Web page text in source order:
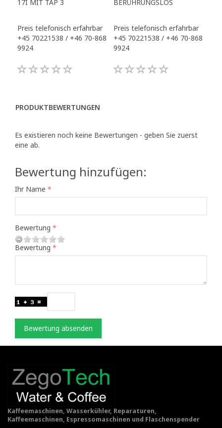
17I MIT TAP 3
Preis telefonisch erfahrbar
+45 70221538 / +46 70-868
9924
BERÜHRUNGSLOS
Preis telefonisch erfahrbar
+45 70221538 / +46 70-868
9924
PRODUKTBEWERTUNGEN
Es existieren noch keine Bewertungen - geben Sie zuerst
eine ab.
Bewertung hinzufügen:
Ihr Name
Bewertung
Bewertung
Bewertung absenden
Kaffeemaschinen, Wasserkühler, Reparaturen,
Kaffeemaschinen, Espressomaschinen und Flaschenspender